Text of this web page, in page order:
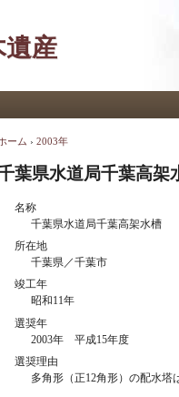
移
動
遺産
在地
ーム › 2003年
葉県水道局千葉高架
名称
千葉県水道局千葉高架水槽
所在地
千葉県／千葉市
竣工年
昭和11年
選奨年
2003年 平成15年度
選奨理由
多角形（正12角形）の配水